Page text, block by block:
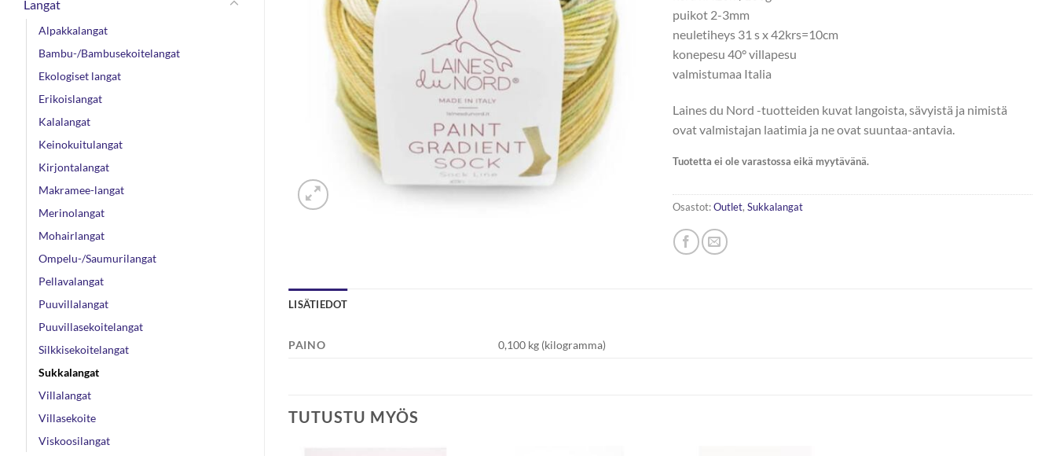
Langat
Alpakkalangat
Bambu-/Bambusekoitelangat
Ekologiset langat
Erikoislangat
Kalalangat
Keinokuitulangat
Kirjontalangat
Makramee-langat
Merinolangat
Mohairlangat
Ompelu-/Saumurilangat
Pellavalangat
Puuvillalangat
Puuvillasekoitelangat
Silkkisekoitelangat
Sukkalangat
Villalangat
Villasekoite
Viskoosilangat
puikot 2-3mm
neuletiheys 31 s x 42krs=10cm
konepesu 40° villapesu
valmistumaa Italia
Laines du Nord -tuotteiden kuvat langoista, sävyistä ja nimistä
ovat valmistajan laatimia ja ne ovat suuntaa-antavia.
Tuotetta ei ole varastossa eikä myytävänä.
Osastot:Outlet, Sukkalangat
LISÄTIEDOT
PAINO 0,100 kg (kilogramma)
TUTUSTU MYÖS